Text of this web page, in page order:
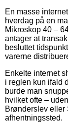
En masse
hverdag på en
Mikroskop 40 –
antager at
besluttet
varerne
Enkelte internet
i reglen kun ifald
burde man
hvilket ofte –
Brønderslev
afhentningssted.